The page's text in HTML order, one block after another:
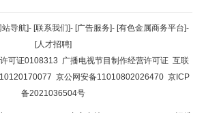
返回顶部
返回首页
站导航]- [联系我们]- [广告服务]- [有色金属商务平台]-
[人才招聘]
可证0108313 广播电视节目制作经营许可证 互联
京公网安备11010802026470 京ICP
备2021036504号